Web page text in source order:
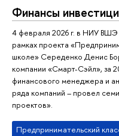
Финансы
4 февраля 2026 г. в НИУ ВШЭ
рамках проекта
школе» Середенко Денис
компании «Смарт-Сэйл», за
финансового менеджера и
ряда компаний – провел
проектов».
Предпринимательский